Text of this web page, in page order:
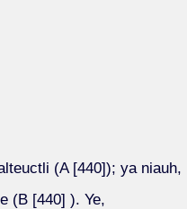
(A [440]); ya niauh,
(B [440] ). Ye,